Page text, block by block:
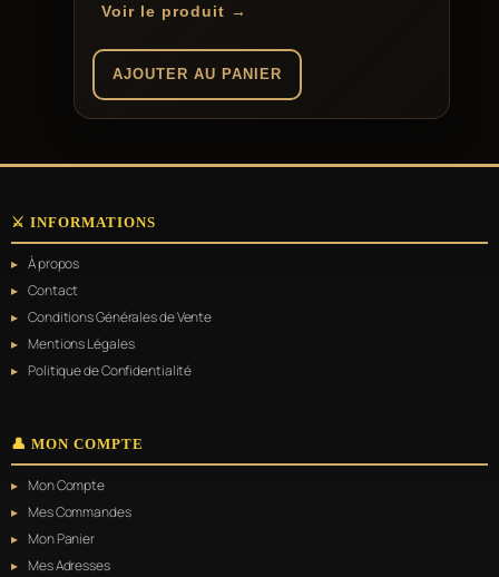
Voir le produit →
AJOUTER AU PANIER
⚔️ INFORMATIONS
À propos
Contact
Conditions Générales de Vente
Mentions Légales
Politique de Confidentialité
👤 MON COMPTE
Mon Compte
Mes Commandes
Mon Panier
Mes Adresses